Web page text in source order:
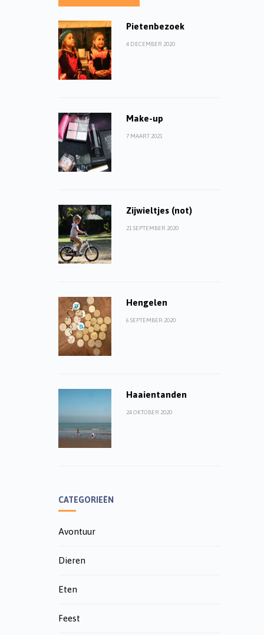
Pietenbezoek
4 DECEMBER 2020
Make-up
7 MAART 2021
Zijwieltjes (not)
21 SEPTEMBER 2020
Hengelen
6 SEPTEMBER 2020
Haaientanden
24 OKTOBER 2020
CATEGORIEËN
Avontuur
Dieren
Eten
Feest